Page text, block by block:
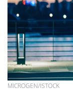
MICROGEN/ISTOCK